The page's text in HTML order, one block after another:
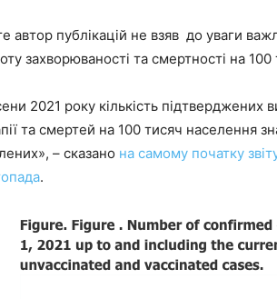
автор публікацій не взяв до уваги
захворюваності та смертності на
2021 року кількість підтверджених
та смертей на 100 тисяч населення
– сказано на самому початку
.